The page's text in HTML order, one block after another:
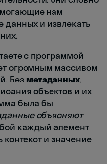
нам
данных и извлекать
с программой
огромным массивом
Без метаданных,
объектов и их
была бы
объясняют
каждый элемент
контекст и значение